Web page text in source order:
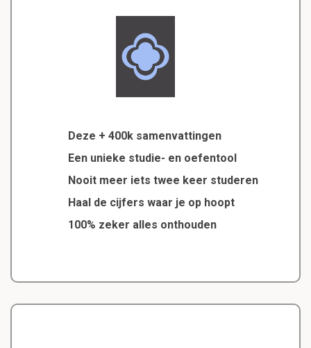
Deze + 400k samenvattingen
Een unieke studie- en oefentool
Nooit meer iets twee keer studeren
Haal de cijfers waar je op hoopt
100% zeker alles onthouden